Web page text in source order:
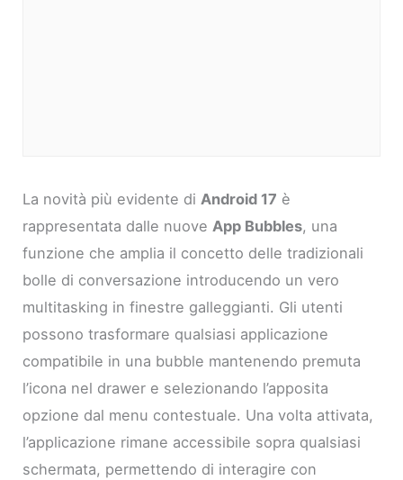
La novità più evidente diAndroid 17 è
rappresentata dalle nuoveApp Bubbles, una
funzione che amplia il concetto delle tradizionali
bolle di conversazione introducendo un vero
multitasking in finestre galleggianti. Gli utenti
possono trasformare qualsiasi applicazione
compatibile in una bubble mantenendo premuta
l’icona nel drawer e selezionando l’apposita
opzione dal menu contestuale. Una volta attivata,
l’applicazione rimane accessibile sopra qualsiasi
schermata, permettendo di interagire con